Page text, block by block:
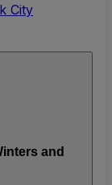
City
and